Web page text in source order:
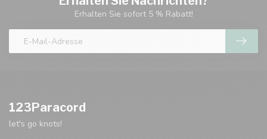
Erhalten Sie sofort 5 % Rabatt!
123Paracord
let's go knots!